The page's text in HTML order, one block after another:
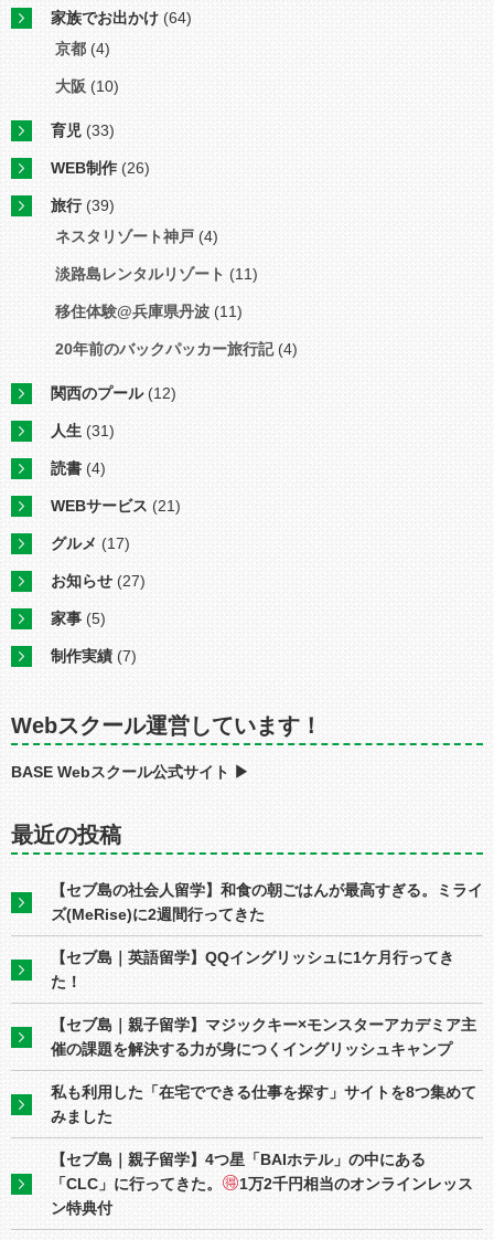
家族でお出かけ (64)
京都 (4)
大阪 (10)
育児 (33)
WEB制作(26)
旅行(39)
ネスタリゾート神戸 (4)
淡路島レンタルリゾート (11)
移住体験@兵庫県丹波 (11)
20年前のバックパッカー旅行記(4)
関西のプール(12)
人生 (31)
読書 (4)
WEBサービス (21)
グルメ (17)
お知らせ (27)
家事 (5)
制作実績 (7)
Webスクール運営しています！
BASE Webスクール公式サイト ▶︎
最近の投稿
【セブ島の社会人留学】和食の朝ごはんが最高すぎる。ミライ
ズ(MeRise)に2週間行ってきた
【セブ島｜英語留学】QQイングリッシュに1ケ月行ってき
た！
【セブ島｜親子留学】マジックキー×モンスターアカデミア主
催の課題を解決する力が身につくイングリッシュキャンプ
私も利用した「在宅でできる仕事を探す」サイトを8つ集めて
みました
【セブ島｜親子留学】4つ星「BAIホテル」の中にある
「CLC」に行ってきた。
1万2千円相当のオンラインレッス
ン特典付